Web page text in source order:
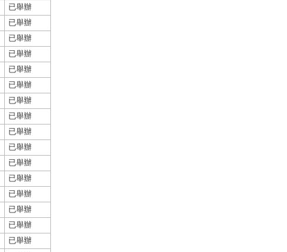
已舉辦
已舉辦
已舉辦
已舉辦
已舉辦
已舉辦
已舉辦
已舉辦
已舉辦
已舉辦
已舉辦
已舉辦
已舉辦
已舉辦
已舉辦
已舉辦